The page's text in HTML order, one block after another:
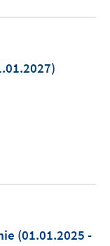
(01.01.2025 -